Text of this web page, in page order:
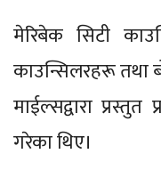
मेरिबेक सिटी
काउन्सिलरहरू तथा
माईल्सद्वारा
गरेका थिए।